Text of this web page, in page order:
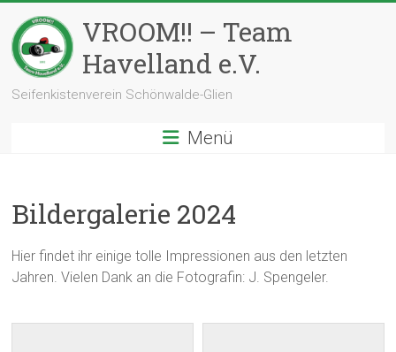
Inhalt
springen
VROOM!! – Team
Havelland e.V.
Seifenkistenverein Schönwalde-Glien
Menü
Bildergalerie 2024
Hier findet ihr einige tolle Impressionen aus den letzten
Jahren. Vielen Dank an die Fotografin: J. Spengeler.